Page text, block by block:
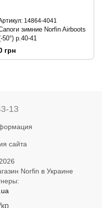
14864-4041
зимние Norfin Airboots
50°) р.40-41
грн
13
сайта
Norfin в Украине